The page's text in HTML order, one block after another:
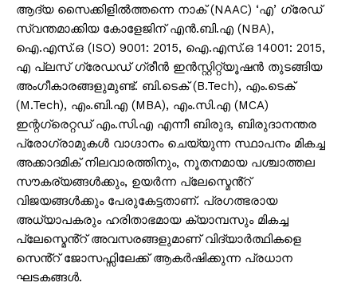
ആദ്യ സൈക്കിളിൽത്തന്നെ നാക് (NAAC) ‘എ’ ഗ്രേഡ്
സ്വന്തമാക്കിയ കോളേജിന് എൻ.ബി.എ (NBA),
ഐ.എസ്.ഒ (ISO) 9001: 2015, ഐ.എസ്.ഒ 14001: 2015,
എ പ്ലസ് ഗ്രേഡഡ് ഗ്രീൻ ഇൻസ്റ്റിറ്റ്യൂഷൻ തുടങ്ങിയ
അംഗീകാരങ്ങളുമുണ്ട്. ബി.ടെക് (B.Tech), എം.ടെക്
(M.Tech), എം.ബി.എ (MBA), എം.സി.എ (MCA)
ഇന്റഗ്രെറ്റഡ് എം.സി.എ എന്നീ ബിരുദ, ബിരുദാനന്തര
പ്രോഗ്രാമുകൾ വാഗ്ദാനം ചെയ്യുന്ന സ്ഥാപനം മികച്ച
അക്കാദമിക് നിലവാരത്തിനും, നൂതനമായ പശ്ചാത്തല
സൗകര്യങ്ങൾക്കും, ഉയർന്ന പ്ലേസ്മെൻ്റ്
വിജയങ്ങൾക്കും പേരുകേട്ടതാണ്. പ്രഗത്ഭരായ
അധ്യാപകരും ഹരിതാഭമായ ക്യാമ്പസും മികച്ച
പ്ലേസ്മെൻ്റ് അവസരങ്ങളുമാണ് വിദ്യാർത്ഥികളെ
സെൻ്റ് ജോസഫ്സിലേക്ക് ആകർഷിക്കുന്ന പ്രധാന
ഘടകങ്ങൾ.